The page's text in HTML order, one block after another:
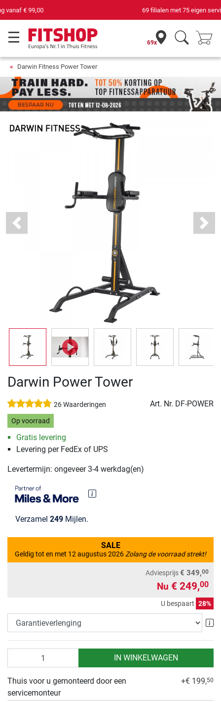
69 filialen met 75 eigen servicemonteurs
69x
Darwin Fitness Power Tower
Previous Next
Darwin Power Tower
26 Waarderingen Art. Nr. DF-POWER
Op voorraad
Gratis levering
Levering per FedEx of UPS
Levertermijn: ongeveer 3-4 werkdag(en)
Verzamel 249 Mijlen.
SALE
Geldig tot en met 12 augustus 2026Zolang de voorraad strekt!
Adviesprijs€ 349,00
Nu € 249,00
U bespaart 28%
IN WINKELWAGEN
Thuis voor u gemonteerd door een
servicemonteur
+€ 199,50